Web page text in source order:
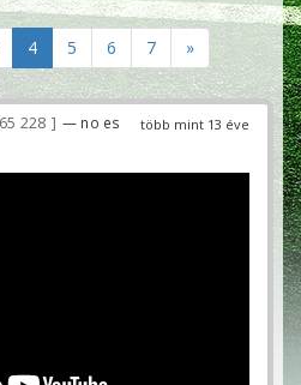
4 5 6 7 »
több mint 13 éve
65 228
— no es